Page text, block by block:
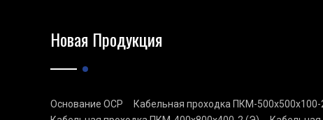
Новая Продукция
Основание ОСР Кабельная проходка ПКМ-